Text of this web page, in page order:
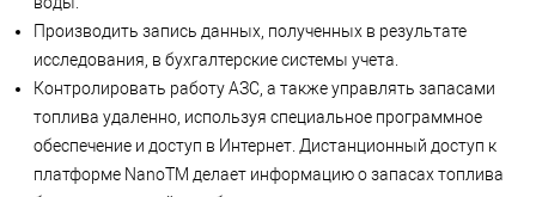
Производить запись данных, полученных в результате
исследования, в бухгалтерские системы учета.
Контролировать работу АЗС, а также управлять запасами
топлива удаленно, используя специальное программное
обеспечение и доступ в Интернет. Дистанционный доступ к
платформе NanoTM делает информацию о запасах топлива